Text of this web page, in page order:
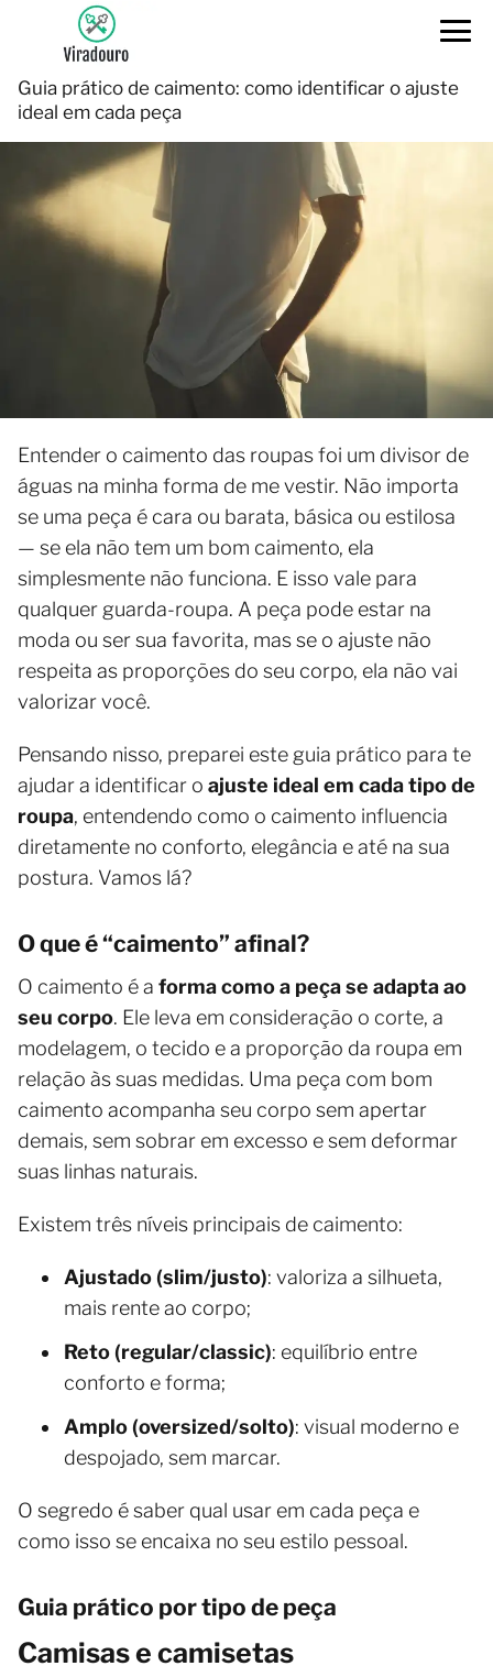
Guia prático de caimento: como identificar o ajuste
ideal em cada peça
Entender o caimento das roupas foi um divisor de
águas na minha forma de me vestir. Não importa
se uma peça é cara ou barata, básica ou estilosa
— se ela não tem um bom caimento, ela
simplesmente não funciona. E isso vale para
qualquer guarda-roupa. A peça pode estar na
moda ou ser sua favorita, mas se o ajuste não
respeita as proporções do seu corpo, ela não vai
valorizar você.
Pensando nisso, preparei este guia prático para te
ajudar a identificar o ajuste ideal em cada tipo de
roupa, entendendo como o caimento influencia
diretamente no conforto, elegância e até na sua
postura. Vamos lá?
O que é “caimento” afinal?
O caimento é a forma como a peça se adapta ao
seu corpo. Ele leva em consideração o corte, a
modelagem, o tecido e a proporção da roupa em
relação às suas medidas. Uma peça com bom
caimento acompanha seu corpo sem apertar
demais, sem sobrar em excesso e sem deformar
suas linhas naturais.
Existem três níveis principais de caimento:
Ajustado (slim/justo): valoriza a silhueta,
mais rente ao corpo;
Reto (regular/classic): equilíbrio entre
conforto e forma;
Amplo (oversized/solto): visual moderno e
despojado, sem marcar.
O segredo é saber qual usar em cada peça e
como isso se encaixa no seu estilo pessoal.
Guia prático por tipo de peça
Camisas e camisetas